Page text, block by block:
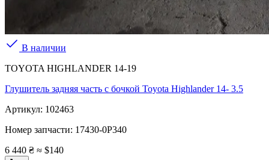
В наличии
TOYOTA HIGHLANDER 14-19
Глушитель задняя часть с бочкой Toyota Highlander 14- 3.5
Артикул: 102463
Номер запчасти: 17430-0P340
6 440 ₴ ≈ $140